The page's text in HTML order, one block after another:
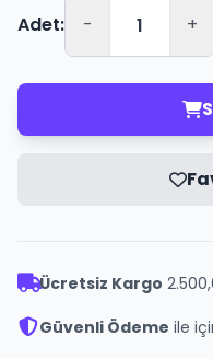
Adet: - +
Ücretsiz Kargo
Güvenli Ödeme ile